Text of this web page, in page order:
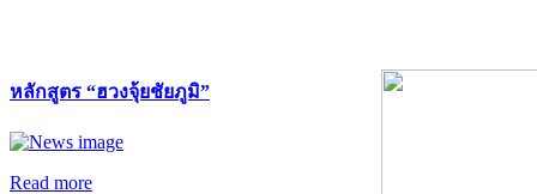
หลักสูตร “ฮวงจุ้ยชัยภูมิ”
Read more